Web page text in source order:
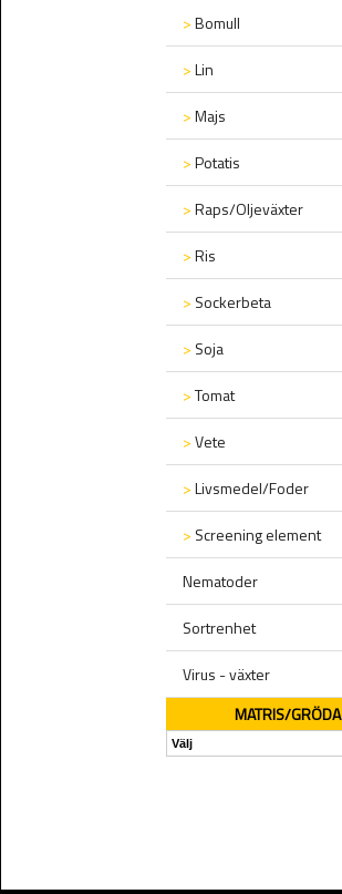
>Bomull
>Lin
>Majs
>Potatis
>Raps/Oljeväxter
>Ris
> Sockerbeta
> Soja
>Tomat
>Vete
>Livsmedel/Foder
> Screening element
Nematoder
Sortrenhet
Virus - växter
MATRIS/GRÖDA